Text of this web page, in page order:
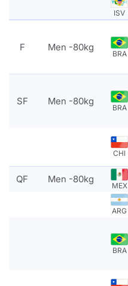
ISV
F Men -80kg
BRA
SF Men -80kg
BRA
CHI
QF Men -80kg
MEX
ARG
BRA